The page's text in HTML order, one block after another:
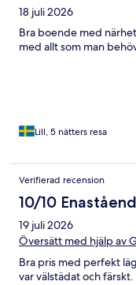
18 juli 2026
Bra boende med
med allt som man
Lill, 5 nätters resa
Verifierad recension
10/10
19 juli 2026
Översätt med hjälp av
Bra pris med perfekt
var välstädat och